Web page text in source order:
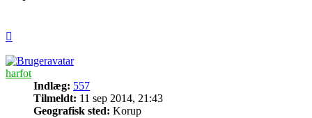
harfot
Indlæg: 557
Tilmeldt: 11 sep 2014, 21:43
Geografisk sted: Korup